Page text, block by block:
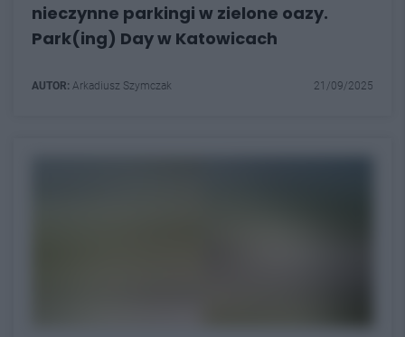
nieczynne parkingi w zielone oazy.
Park(ing) Day w Katowicach
AUTOR: Arkadiusz Szymczak 21/09/2025